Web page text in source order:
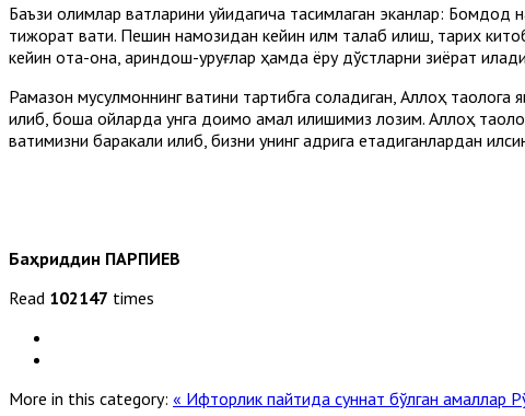
Баъзи олимлар вақтларини қуйидагича тақсимлаган эканлар:
тижорат вақти. Пешин намозидан кейин илм талаб қилиш, тарих
кейин ота-она, қариндош-уруғлар ҳамда ёру дўстларни зиёрат
Рамазон мусулмоннинг вақтини тартибга соладиган, Аллоҳ таолога
қилиб, бошқа ойларда унга доимо амал қилишимиз лозим. Аллоҳ
вақтимизни баракали қилиб, бизни унинг қадрига етадиганлардан
Баҳриддин ПАРПИЕВ
Read 102147 times
More in this category: « Ифторлик пайтида суннат бўлган амаллар